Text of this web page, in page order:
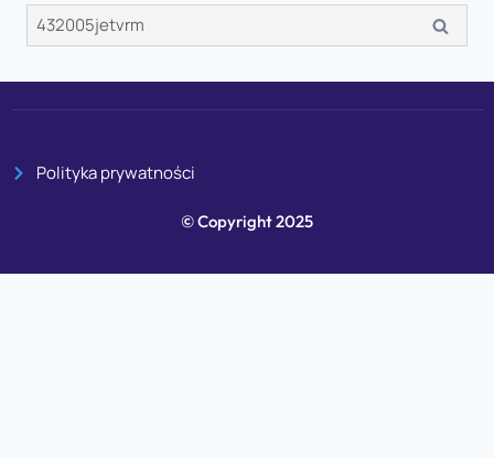
Polityka prywatności
© Copyright 2025